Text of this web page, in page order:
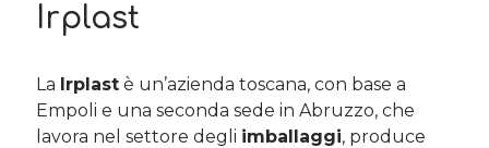
SarasuDel 2023 e di come la mia famiglia sta affrontando la
sclerosi multipla
sclerosi multipla
michela suDel 2023 e di come la mia famiglia sta affrontando la
sclerosi multipla
Irplast
La Irplast è un’azienda toscana, con base a
Empoli e una seconda sede in Abruzzo, che
lavora nel settore degli imballaggi, produce